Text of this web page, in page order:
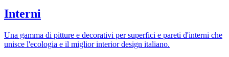
Interni
Una gamma di pitture e decorativi per superfici e pareti d'interni che
unisce l'ecologia e il miglior interior design italiano.